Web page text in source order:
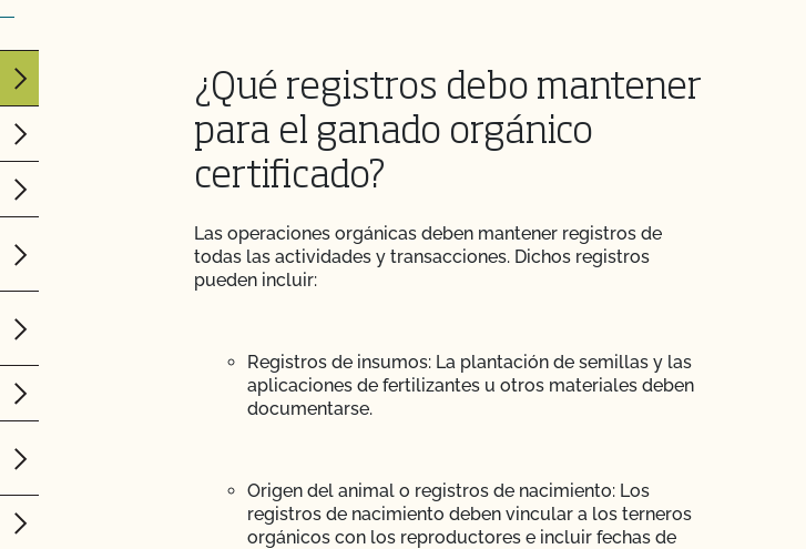
¿Qué registros debo mantener
para el ganado orgánico
certificado?
Las operaciones orgánicas deben mantener registros de
todas las actividades y transacciones. Dichos registros
pueden incluir:
Registros de insumos: La plantación de semillas y las
aplicaciones de fertilizantes u otros materiales deben
documentarse.
Origen del animal o registros de nacimiento: Los
registros de nacimiento deben vincular a los terneros
orgánicos con los reproductores e incluir fechas de